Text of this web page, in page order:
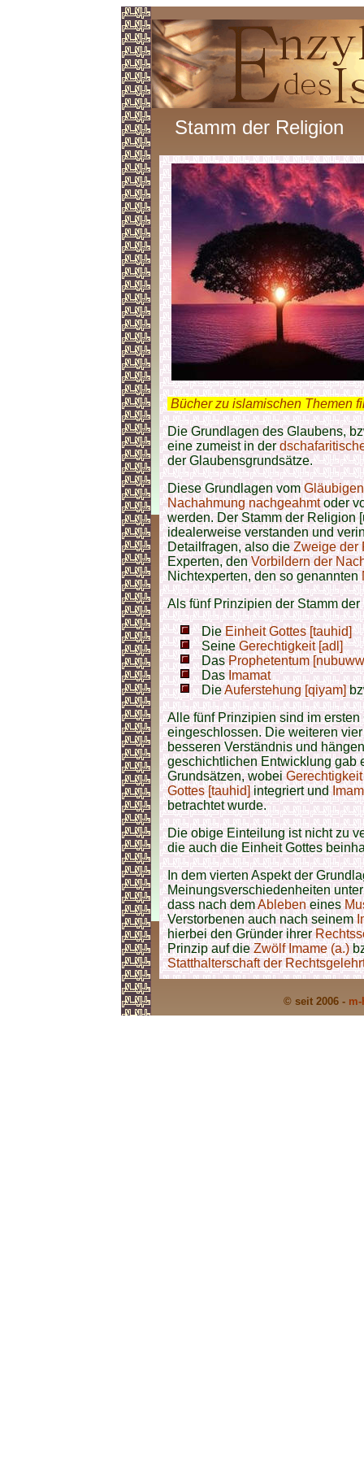
Stamm der Religion
Bücher zu islamischen Themen
Die Grundlagen des Glaubens,
eine zumeist in der
der Glaubensgrundsätze.
Diese Grundlagen vom
Nachahmung nachgeahmtoder
werden. Der Stamm der Religion
idealerweise verstanden und
Detailfragen, also die Zweige der
Experten, denVorbildern der
Nichtexperten, den so genannten
Als fünf Prinzipien der Stamm
DieEinheit Gottes [tauhid]
SeineGerechtigkeit [adl]
DasProphetentum
DasImamat
DieAuferstehung [qiyam]
Alle fünf Prinzipien sind im
eingeschlossen. Die weiteren
besseren Verständnis und
geschichtlichen Entwicklung gab
Grundsätzen, wobei
Gottes [tauhid]integriert und
betrachtet wurde.
Die obige Einteilung ist nicht zu
die auch die Einheit Gottes
In dem vierten Aspekt der
Meinungsverschiedenheiten
dass nach demAblebeneines
Verstorbenen auch nach seinem
hierbei den Gründer ihrer
Prinzip auf dieZwölf Imame (a.)
Statthalterschaft der
© seit 2006 -